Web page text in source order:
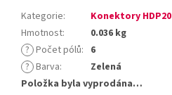
Kategorie:
Konektory HDP20
Hmotnost:
0.036 kg
? Počet pólů: 6
? Barva:
Zelená
Položka byla vyprodána…